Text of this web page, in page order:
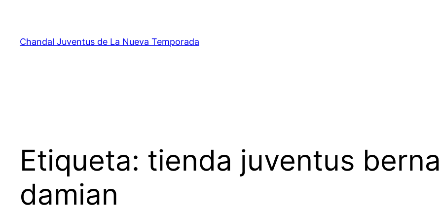
contenido
Chandal Juventus de La Nueva Temporada
Etiqueta: tienda juventus
damian